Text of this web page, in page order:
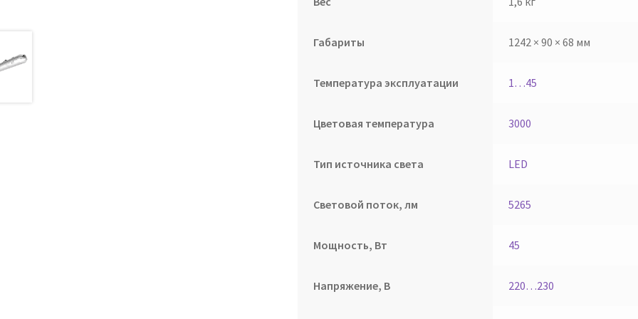
Габариты 1242 × 90 × 68 мм
Температура эксплуатации 1…45
Цветовая температура 3000
Тип источника света LED
Световой поток, лм 5265
Мощность, Вт 45
Напряжение, В 220…230